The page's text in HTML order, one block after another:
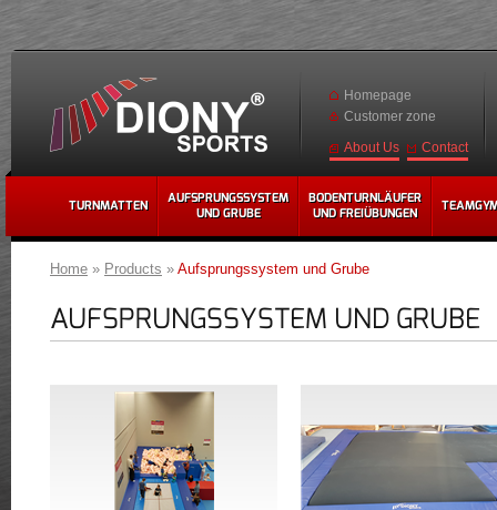
TURNMATTEN
AUFSPRUNGSSYSTEM
UND GRUBE
BODENTURNLÄUFER
UND FREIÜBUNGEN
Homepage
Customer zone
About Us Contact
Home » Products » Aufsprungssystem und Grube
AUFSPRUNGSSYSTEM UND GRUBE